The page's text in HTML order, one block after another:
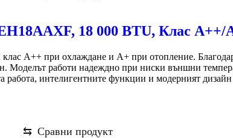
18 000 BTU, Клас А++/
A++ при охлаждане и A+ при отопление.
Моделът работи надеждно при ниски външни
интелигентните функции и модерният
⇆ Сравни продукт